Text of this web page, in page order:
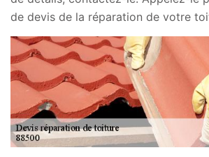
de devis de la réparation de votre